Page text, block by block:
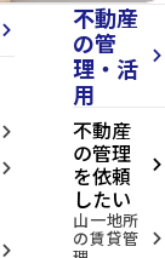
arrow_forward_ios
arrow_forward_ios
arrow_forward_ios
arrow_forward_ios
不動産
の管
理・活
用
arrow_forward_ios
不動産
の管理
を依頼
したい
arrow_forward_ios
山一地所
の賃貸管 arrow_forward_ios